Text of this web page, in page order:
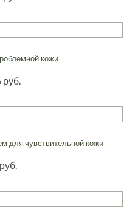
кожи
руб.
для чувствительной кожи